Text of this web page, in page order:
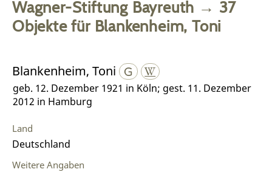
Wagner-Stiftung Bayreuth → 37
Objektefür Blankenheim, Toni
Blankenheim, Toni
geb. 12. Dezember 1921 in Köln; gest. 11. Dezember
2012 in Hamburg
Land
Deutschland
Weitere Angaben